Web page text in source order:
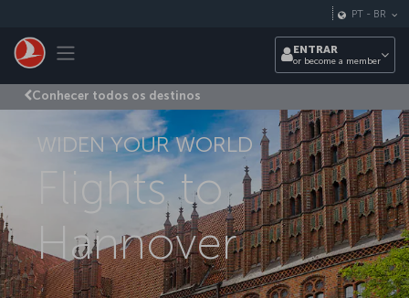
Toggle navigation
PT - BR
ENTRAR
or become a member
Conhecer todos os destinos
WIDEN YOUR WORLD
Flights to
Hannover